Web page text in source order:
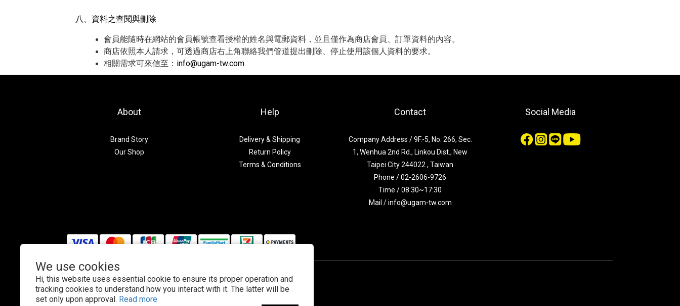
We use cookies
Hi, this website uses essential cookie to ensure its proper operation and
tracking cookies to understand how you interact with it. The latter will be
set only upon approval. Read more
八、資料之查閱與刪除
會員能隨時在網站的會員帳號查看授權的姓名與電郵資料，並且僅作為商店會員、訂單資料的內容。
商店依照本人請求，可透過商店右上角聯絡我們管道提出刪除、停止使用該個人資料的要求。
相關需求可來信至： info@ugam-tw.com
About
Brand Story
Our Shop
Help
Delivery & Shipping
Return Policy
Terms & Conditions
Contact
Company Address / 9F.-5, No. 266, Sec.
1, Wenhua 2nd Rd., Linkou Dist., New
Taipei City 244022 , Taiwan
Phone / 02-2606-9726
Time / 08:30~17:30
Mail / info@ugam-tw.com
Social Media
$TWD English